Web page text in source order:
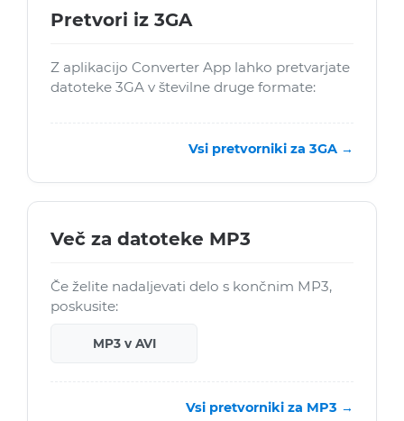
Pretvori iz 3GA
Z aplikacijo Converter App lahko pretvarjate
datoteke 3GA v številne druge formate:
Vsi pretvorniki za 3GA →
Več za datoteke MP3
Če želite nadaljevati delo s končnim MP3,
poskusite:
MP3 v AVI
Vsi pretvorniki za MP3 →